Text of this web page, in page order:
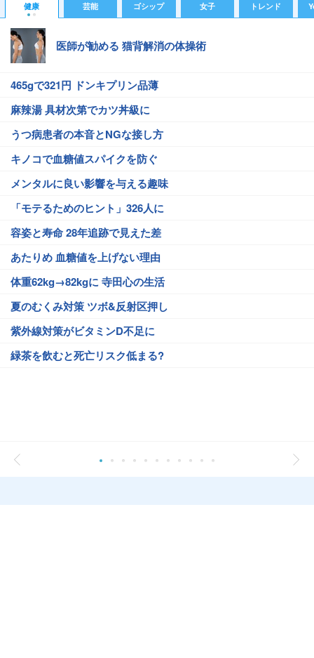
健康 芸能 ゴシップ 女子 トレンド
医師が勧める 猫背解消の体操術
465gで321円 ドンキプリン品薄
麻辣湯 具材次第でカツ丼級に
うつ病患者の本音とNGな接し方
キノコで血糖値スパイクを防ぐ
メンタルに良い影響を与える趣味
「モテるためのヒント」326人に
容姿と寿命 28年追跡で見えた差
あたりめ 血糖値を上げない理由
体重62kg→82kgに 寺田心の生活
夏のむくみ対策 ツボ&反射区押し
紫外線対策がビタミンD不足に
緑茶を飲むと死亡リスク低まる?